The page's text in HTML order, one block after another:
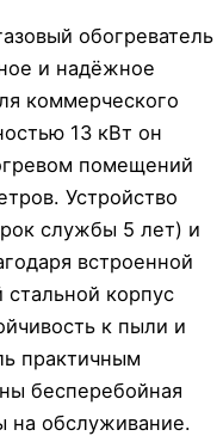
обогреватель
и надёжное
коммерческого
13 кВт он
помещений
Устройство
службы 5 лет) и
встроенной
корпус
к пыли и
практичным
бесперебойная
на обслуживание.